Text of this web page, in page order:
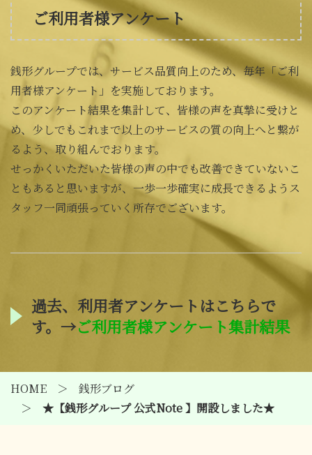
ご利用者様アンケート
銭形グループでは、サービス品質向上のため、毎年「ご利
用者様アンケート」を実施しております。
このアンケート結果を集計して、皆様の声を真摯に受けと
め、少しでもこれまで以上のサービスの質の向上へと繋が
るよう、取り組んでおります。
せっかくいただいた皆様の声の中でも改善できていないこ
ともあると思いますが、一歩一歩確実に成長できるようス
タッフ一同頑張っていく所存でございます。
過去、利用者アンケートはこちらで
す。→ご利用者様アンケート集計結果
HOME
銭形ブログ
★【銭形グループ 公式Note 】開設しました★